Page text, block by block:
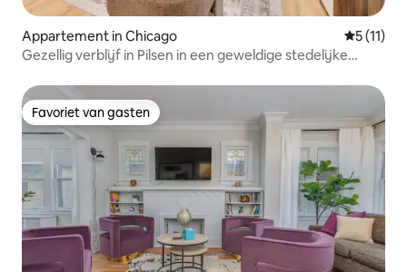
Appartement in Chicago
5 (11)
Gezellig verblijf in Pilsen in een geweldige stedelijke
Favoriet van gasten
Favoriet van gasten